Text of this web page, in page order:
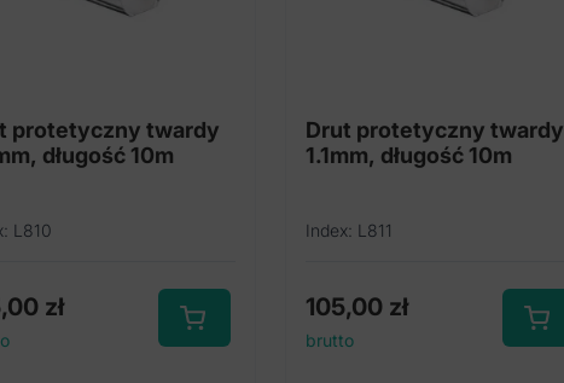
protetyczny twardy
długość 10m
L810
zł
Drut protetyczny twardy
1.1mm, długość 10m
Index: L811
105,00 zł
brutto